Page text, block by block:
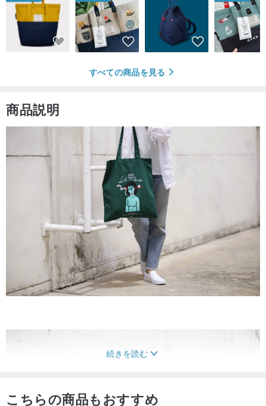
すべての商品を見る
商品説明
続きを読む
こちらの商品もおすすめ